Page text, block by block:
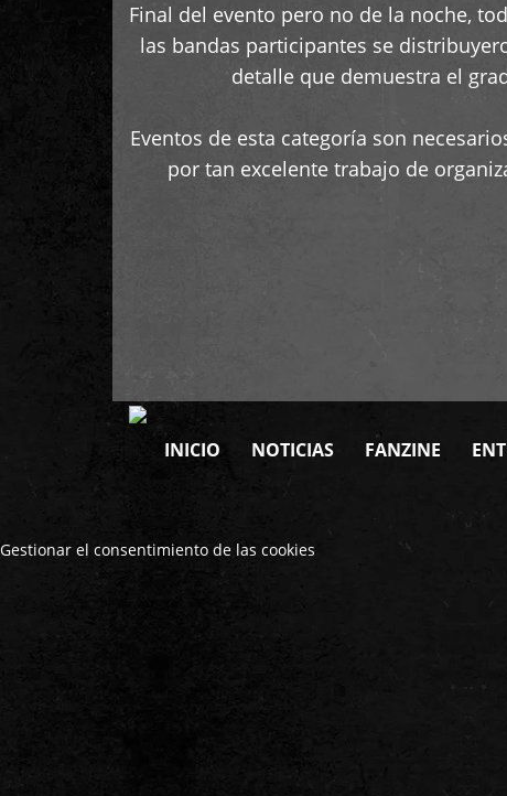
Final del evento pero no de la noche,
las bandas participantes se
detalle que demuestra el
Eventos de esta categoría son
por tan excelente trabajo de
INICIO NOTICIAS FANZINE
Gestionar el consentimiento de las cookies